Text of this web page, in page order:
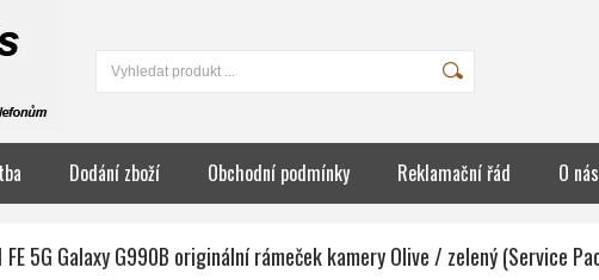
Dodání zboží Obchodní podmínky Reklamační řád O nás
FE 5G Galaxy G990B originální rámeček kamery Olive / zelený (Service